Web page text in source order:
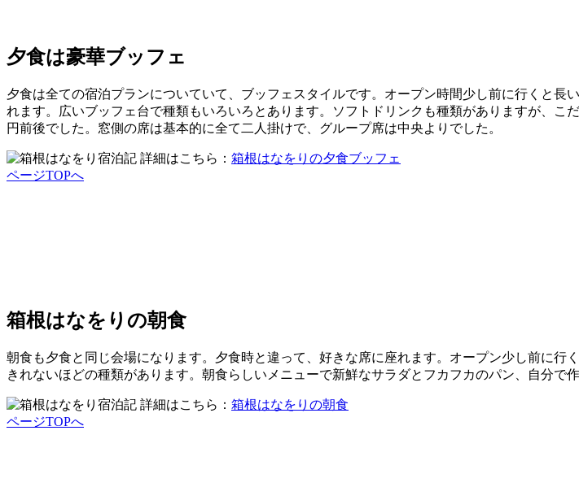
夕食は豪華ブッフェ
夕食は全ての宿泊プランについていて、ブッフェスタイルです。オープン時間少し前に行くと
れます。広いブッフェ台で種類もいろいろとあります。ソフトドリンクも種類がありますが、
円前後でした。窓側の席は基本的に全て二人掛けで、グループ席は中央よりでした。
詳細はこちら： 箱根はなをりの夕食ブッフェ
ページTOPへ
箱根はなをりの朝食
朝食も夕食と同じ会場になります。夕食時と違って、好きな席に座れます。オープン少し前に
きれないほどの種類があります。朝食らしいメニューで新鮮なサラダとフカフカのパン、自分で
詳細はこちら： 箱根はなをりの朝食
ページTOPへ